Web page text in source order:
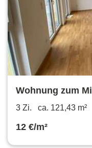
Wohnung zum
121.43 m²
3 Zi. ca. 121,43 m²
12 €/m²